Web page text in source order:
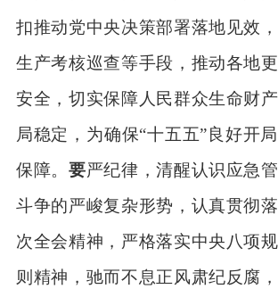
扣推动党中央决策部署落地见效
生产考核巡查等手段，推动各地
安全，切实保障人民群众生命财
局稳定，为确保“十五五”良好开
保障。 要严纪律，清醒认识应急
斗争的严峻复杂形势，认真贯彻
次全会精神，严格落实中央八项
则精神，驰而不息正风肃纪反腐